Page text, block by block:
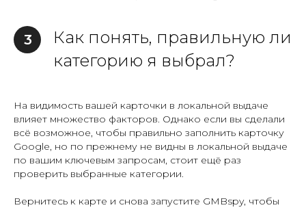
3
Как понять, правильную ли
категорию я выбрал?
На видимость вашей карточки в локальной выдаче
влияет множество факторов. Однако если вы сделали
всё возможное, чтобы правильно заполнить карточку
Google, но по прежнему не видны в локальной выдаче
по вашим ключевым запросам, стоит ещё раз
проверить выбранные категории.
Вернитесь к карте и снова запустите GMBspy, чтобы